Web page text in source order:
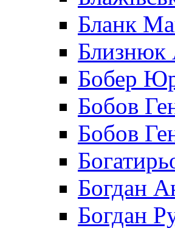
Бланк
Близнюк
Бобер
Бобов
Бобов
Богдан
Богдан